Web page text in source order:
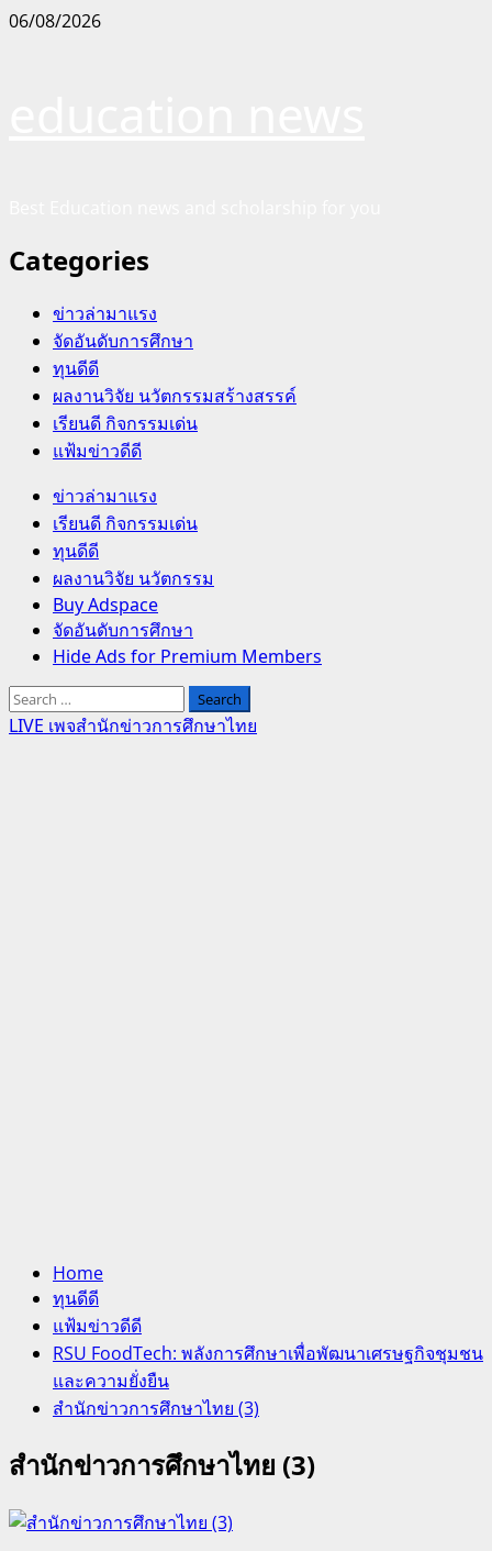
Skip
06/08/2026
Categories
ข่าวล่ามาแรง
จัดอันดับการศึกษา
ทุนดีดี
ผลงานวิจัย นวัตกรรมสร้างสรรค์
เรียนดี กิจกรรมเด่น
แฟ้มข่าวดีดี
Primary
Menu
ข่าวล่ามาแรง
เรียนดี กิจกรรมเด่น
ทุนดีดี
ผลงานวิจัย นวัตกรรม
Buy Adspace
จัดอันดับการศึกษา
Hide Ads for Premium Members
Search
for:
LIVE เพจสำนักข่าวการศึกษาไทย
Home
ทุนดีดี
แฟ้มข่าวดีดี
RSU FoodTech: พลังการศึกษาเพื่อพัฒนาเศรษฐกิจชุมชน
และความยั่งยืน
สำนักข่าวการศึกษาไทย (3)
สำนักข่าวการศึกษาไทย (3)